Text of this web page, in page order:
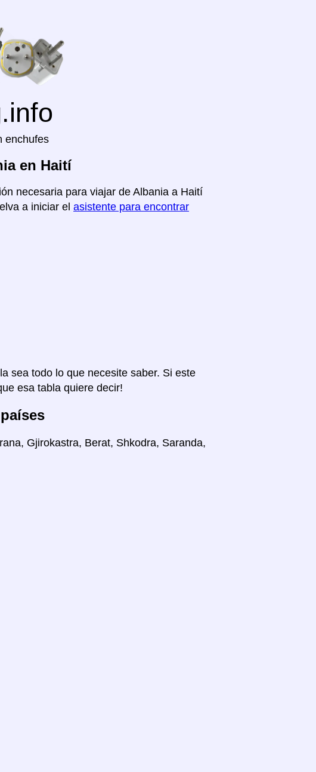
enchufes
en Haití
necesaria para viajar de Albania a Haití
a iniciar el asistente para encontrar
sea todo lo que necesite saber. Si este
esa tabla quiere decir!
Gjirokastra, Berat, Shkodra, Saranda,